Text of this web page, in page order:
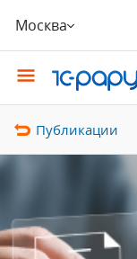
Москва
Публикации